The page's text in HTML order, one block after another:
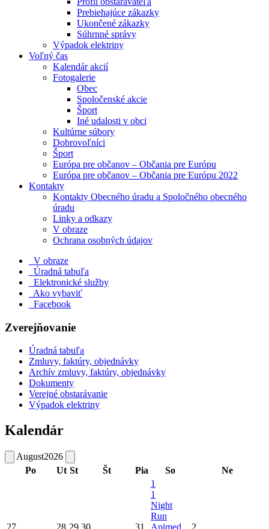
Prebiehajúce zákazky
Ukončené zákazky
Súhrnné správy
Výpadok elektriny
Voľný čas
Kalendár akcií
Fotogalerie
Obec
Spoločenské akcie
Šport
Iné udalosti v obci
Kultúrne súbory
Dobrovoľníci
Šport
Európa pre občanov – Občania pre Európu
Európa pre občanov – Občania pre Európu 2022
Kontakty
Kontakty Obecného úradu a Spoločného obecného
úradu
Linky a odkazy
V obraze
Ochrana osobných údajov
V obraze
Úradná tabuľa
Elektronické služby
Ako vybaviť
Facebook
Zverejňovanie
Úradná tabuľa
Zmluvy, faktúry, objednávky
Archív zmluvy, faktúry, objednávky
Dokumenty
Verejné obstarávanie
Výpadok elektriny
Kalendár
August2026
Po
Ut St Št Pia So Ne
1
1
Night
Run